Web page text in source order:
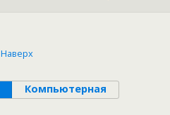
Наверх
Компьютерная